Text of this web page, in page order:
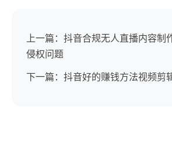
上一篇：抖音合规无人直播内容制
侵权问题
下一篇：抖音好的赚钱方法视频剪